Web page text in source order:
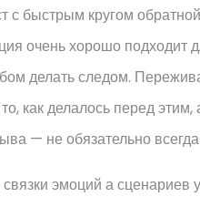
с быстрым кругом
очень хорошо подходит
делать следом.
как делалось перед
— не обязательно
эмоций а сценариев